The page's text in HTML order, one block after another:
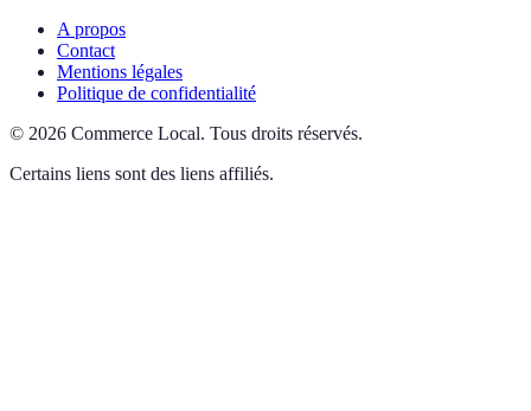
A propos
Contact
Mentions légales
Politique de confidentialité
© 2026 Commerce Local. Tous droits réservés.
Certains liens sont des liens affiliés.